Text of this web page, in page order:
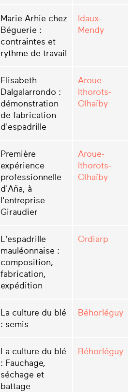
Marie Arhie chez
Béguerie :
contraintes et
rythme de travail
Idaux-
Mendy
Elisabeth
Dalgalarrondo :
démonstration
de fabrication
d'espadrille
Aroue-
Ithorots-
Olhaïby
Première
expérience
professionnelle
d'Aña, à
l'entreprise
Giraudier
Aroue-
Ithorots-
Olhaïby
L'espadrille
mauléonnaise :
composition,
fabrication,
expédition
Ordiarp
La culture du blé
: semis
Béhorléguy
La culture du blé
: Fauchage,
séchage et
battage
Béhorléguy